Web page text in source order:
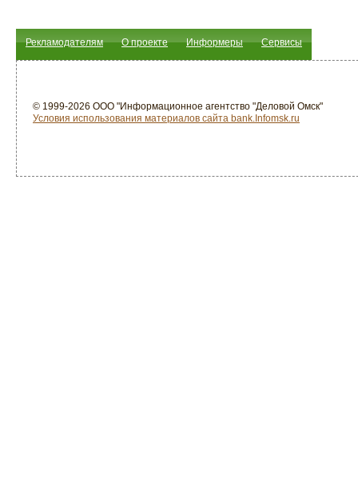
Рекламодателям О проекте Информеры Сервисы
© 1999-2026 ООО "Информационное агентство "Деловой Омск"
Условия использования материалов сайта bank.Infomsk.ru